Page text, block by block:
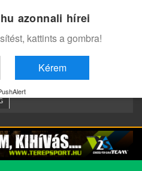
azonnali hírei
kattints a gombra!
Kérem